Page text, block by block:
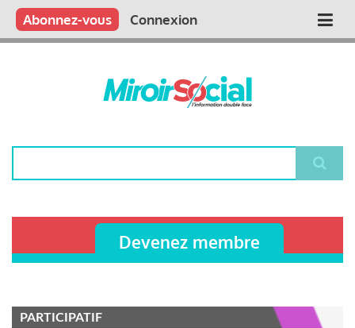
Aller
contenu
Main
Qui sommes nous ?
Vous publiez
Nous publions
Contactez-nous
Abonnez-vous Connexion
Devenez membre
PARTICIPATIF